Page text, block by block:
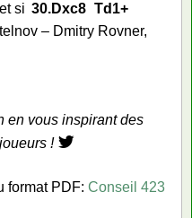
si 30.Dxc8 Td1+
– Dmitry Rovner,
en vous inspirant des
!
format PDF: Conseil 423